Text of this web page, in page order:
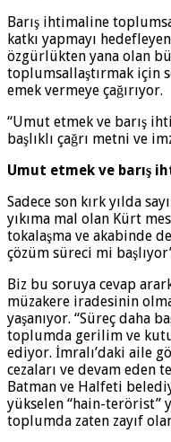
Barış ihtimaline
katkı yapmayı
özgürlükten yana olan
toplumsallaştırmak için
emek vermeye çağırıyor.
“Umut etmek ve barış
başlıklı çağrı metni ve
Umut etmek ve barış
Sadece son kırk yılda
yıkıma mal olan Kürt
tokalaşma ve akabinde
çözüm süreci mi
Biz bu soruya cevap
müzakere iradesinin
yaşanıyor. “Süreç daha
toplumda gerilim ve
ediyor. İmralı’daki aile
cezaları ve devam eden
Batman ve Halfeti
yükselen “hain-terörist”
toplumda zaten zayıf